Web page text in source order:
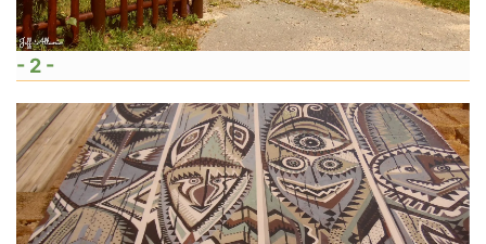
- 2 -